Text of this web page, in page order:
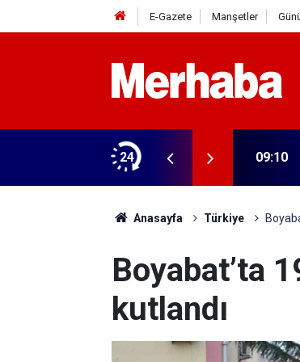
E-Gazete Manşetler
24
aylığında büyük erime 09:10
Anasayfa Türkiye
Boyabat’ta
kutlandı